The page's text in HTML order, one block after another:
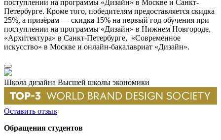
поступлении на программы «Дизайн» в Москве и Санкт-
Петербурге. Кроме того, победителям предоставляется скидка
25%, а призёрам — скидка 15% на первый год обучения при
поступлении на программы «Дизайн» в Нижнем Новгороде,
«Архитектура» в Санкт-Петербурге, «Современное
искусство» в Москве и онлайн-бакалавриат «Дизайн».
Школа дизайна Высшей школы экономики
Оставить отзыв
Обращения студентов